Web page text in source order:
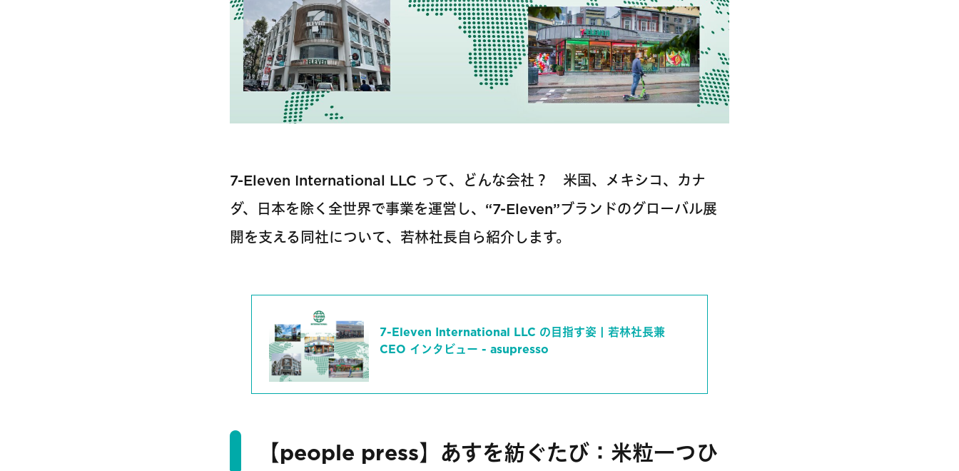
7-Eleven International LLC って、どんな会社？ 米国、メキシコ、カナ
ダ、日本を除く全世界で事業を運営し、“7-Eleven”ブランドのグローバル展
開を支える同社について、若林社長自ら紹介します。
7-Eleven International LLC の目指す姿 | 若林社長兼
CEO インタビュー - asupresso
【people press】あすを紡ぐたび：米粒一つひ